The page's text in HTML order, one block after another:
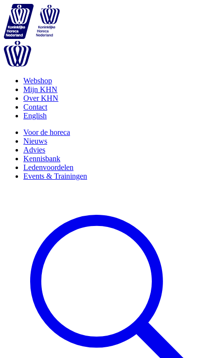
Webshop
Mijn KHN
Over KHN
Contact
English
Voor de horeca
Nieuws
Advies
Kennisbank
Ledenvoordelen
Events & Trainingen